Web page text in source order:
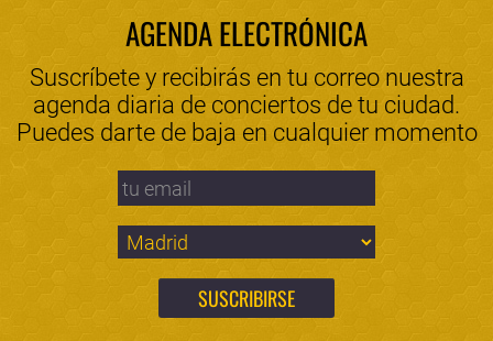
AGENDA ELECTRÓNICA
Suscríbete y recibirás en tu correo nuestra
agenda diaria de conciertos de tu ciudad.
Puedes darte de baja en cualquier momento